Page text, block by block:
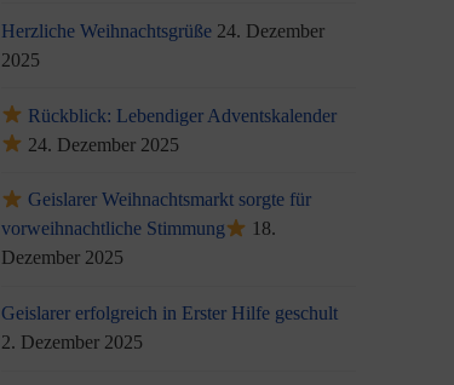
Herzliche Weihnachtsgrüße 24. Dezember
2025
Rückblick: Lebendiger Adventskalender
24. Dezember 2025
Geislarer Weihnachtsmarkt sorgte für
vorweihnachtliche Stimmung
18.
Dezember 2025
Geislarer erfolgreich in Erster Hilfe geschult
2. Dezember 2025